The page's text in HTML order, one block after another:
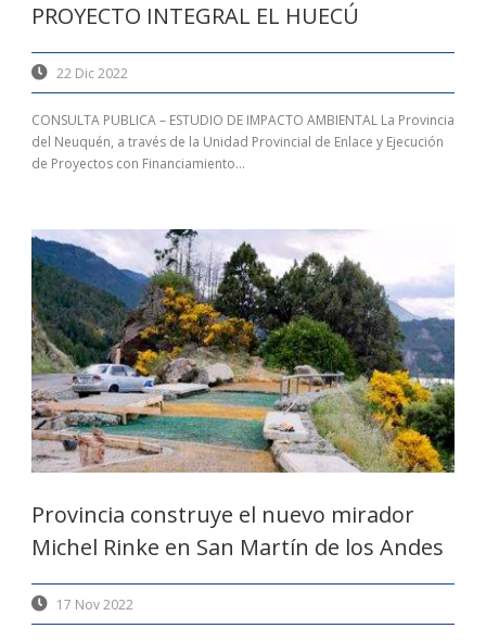
PROYECTO INTEGRAL EL HUECÚ
22 Dic 2022
CONSULTA PUBLICA – ESTUDIO DE IMPACTO AMBIENTAL La Provincia
del Neuquén, a través de la Unidad Provincial de Enlace y Ejecución
de Proyectos con Financiamiento...
Provincia construye el nuevo mirador
Michel Rinke en San Martín de los Andes
17 Nov 2022